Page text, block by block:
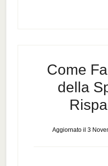
Come
della
Aggiornato il 3